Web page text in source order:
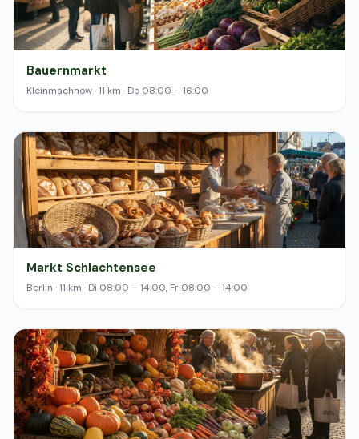
Bauernmarkt
Kleinmachnow · 11 km · Do 08:00 – 16:00
Markt Schlachtensee
Berlin · 11 km · Di 08:00 – 14:00, Fr 08:00 – 14:00